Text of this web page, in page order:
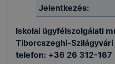
Jelentkezés:
Iskolai ügyfélszolgálati
Tiborcszeghi-
telefon: +36 26 312-167